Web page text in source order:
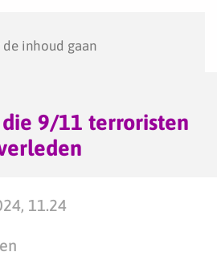
de inhoud gaan
9/11 terroristen
11.24